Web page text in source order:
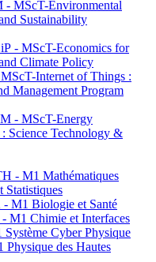
- MScT-Environmental
Sustainability
- MScT-Economics for
Climate Policy
Internet of Things :
Management Program
- MScT-Energy
Science Technology &
- M1 Mathématiques
Statistiques
M1 Biologie et Santé
M1 Chimie et Interfaces
Cyber Physique
des Hautes